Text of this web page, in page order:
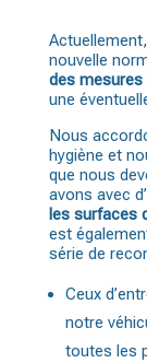
nouvelle
des mesures
une
Nous
hygiène et
que nous
avons avec
les surfaces
est
série de
Ceux
notre
toutes les